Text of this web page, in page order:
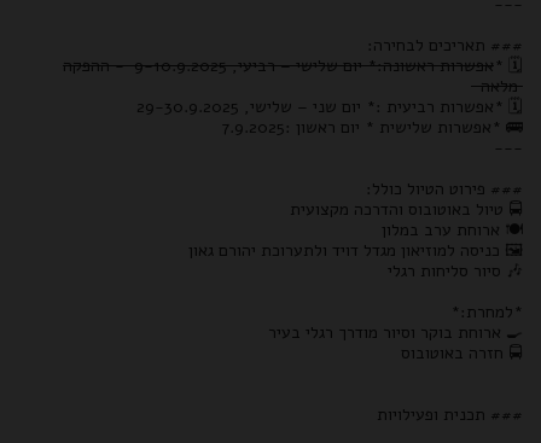
### תאריכים לבחירה:
🗓️ *
אפשרות ראשונה:* יום שלישי – רביעי, 9-10.9.2025 - ההפקה
מלאה
🗓️ *אפשרות רביעית :* יום שני – שלישי, 29-30.9.2025
🚌 *אפשרות שלישית * יום ראשון :7.9.2025
---
### פירוט הטיול כולל:
🚍 טיול באוטובוס והדרכה מקצועית
🍽️ ארוחת ערב במלון
🖼️ כניסה למוזיאון מגדל דויד ולתערוכת יהורם גאון
🎶 סיור סליחות רגלי
*למחרת:*
🍳 ארוחת בוקר וסיור מודרך רגלי בעיר
🚍 חזרה באוטובוס
### תכנית ופעילויות